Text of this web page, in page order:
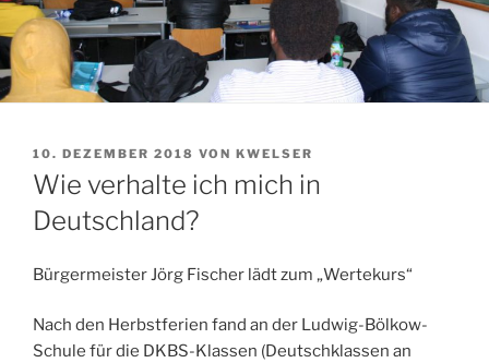
VERÖFFENTLICHT
AM
10. DEZEMBER 2018 VON KWELSER
Wie verhalte ich mich in
Deutschland?
Bürgermeister Jörg Fischer lädt zum „Wertekurs“
Nach den Herbstferien fand an der Ludwig-Bölkow-
Schule für die DKBS-Klassen (Deutschklassen an